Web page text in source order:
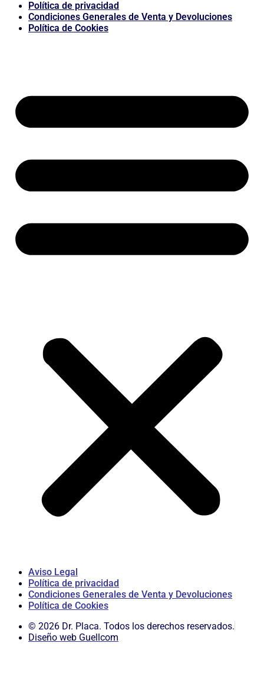
Política de privacidad
Condiciones Generales de Venta y Devoluciones
Política de Cookies
Aviso Legal
Política de privacidad
Condiciones Generales de Venta y Devoluciones
Política de Cookies
© 2026 Dr. Placa. Todos los derechos reservados.
Diseño web Guellcom